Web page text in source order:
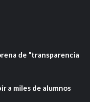
de “transparencia
a miles de alumnos